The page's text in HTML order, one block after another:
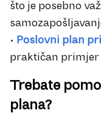
što je posebno
• Poslovni plan
praktičan primjer
Trebate
plana?